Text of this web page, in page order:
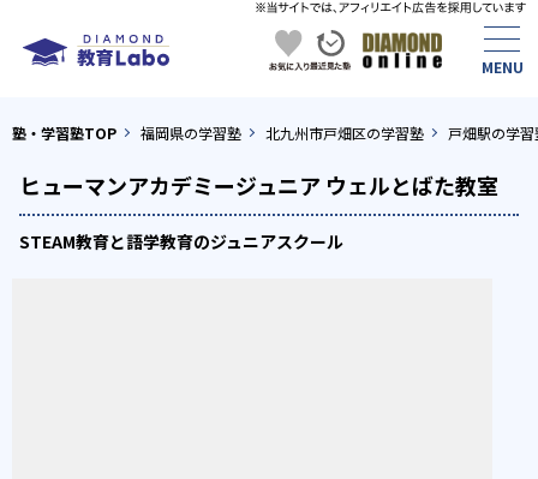
塾・学習塾TOP 福岡県の学習塾 北九州市戸畑区の学習塾 戸畑駅の学習
ヒューマンアカデミージュニア ウェルとばた教室
STEAM教育と語学教育のジュニアスクール